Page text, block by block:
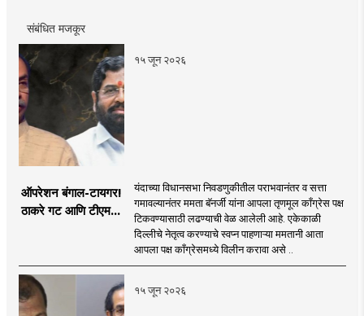
संबंधित मजकूर
१५ जून २०२६
ऑपरेशन बंगाल-टायगर!
ठाकरे गट आणि टीएमसी
यंदाच्या विधानसभा निवडणुकीतील पराभवानंतर व सत्ता
गमावल्यानंतर ममता बॅनर्जी यांना आपला तृणमूल काँग्रेस पक्ष
टिकवण्यासाठी लढण्याची वेळ आलेली आहे. एकेकाळी
दिल्लीचे नेतृत्व करण्याचे स्वप्न पाहणाऱ्या ममतानी आता
आपला पक्ष काँग्रेसमध्ये विलीन करावा असे ..
१५ जून २०२६